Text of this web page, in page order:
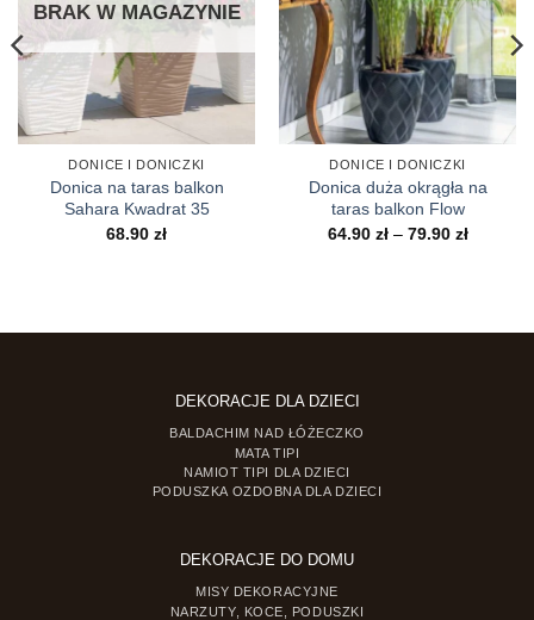
BRAK W MAGAZYNIE
DONICE I DONICZKI
Donica na taras balkon
Sahara Kwadrat 35
68.90 zł
DONICE I DONICZKI
Donica duża okrągła na
taras balkon Flow
64.90 zł – 79.90 złZakres
DEKORACJE DLA DZIECI
BALDACHIM NAD ŁÓŻECZKO
MATA TIPI
NAMIOT TIPI DLA DZIECI
PODUSZKA OZDOBNA DLA DZIECI
DEKORACJE DO DOMU
MISY DEKORACYJNE
NARZUTY, KOCE, PODUSZKI